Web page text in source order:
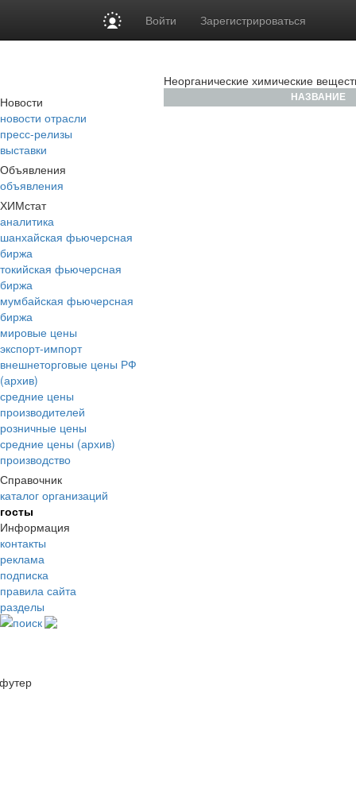
Войти Зарегистрироваться
Новости
новости отрасли
пресс-релизы
выставки
Объявления
объявления
ХИМстат
аналитика
шанхайская фьючерсная
биржа
токийская фьючерсная
биржа
мумбайская фьючерсная
биржа
мировые цены
экспорт-импорт
внешнеторговые цены РФ
(архив)
средние цены
производителей
розничные цены
средние цены (архив)
производство
Справочник
каталог организаций
госты
Информация
контакты
реклама
подписка
правила сайта
разделы
поиск
Неорганические химические
НАЗВАНИЕ
футер